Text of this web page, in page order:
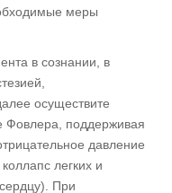
меры
в сознании, в
осуществите
Фовлера, поддерживая
давление
легких и
При